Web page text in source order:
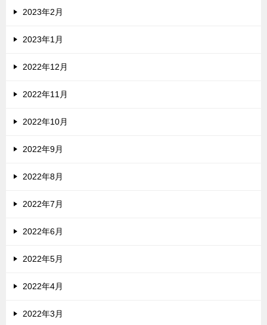
2023年2月
2023年1月
2022年12月
2022年11月
2022年10月
2022年9月
2022年8月
2022年7月
2022年6月
2022年5月
2022年4月
2022年3月